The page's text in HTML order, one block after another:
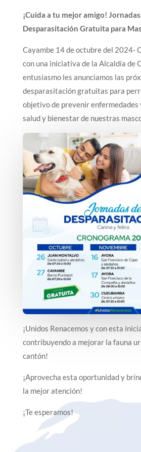
¡Cuida a tu mejor amigo!
Desparasitación Gratuita para
Cayambe 14 de octubre del 2024-
con una iniciativa de la Alcaldía de
entusiasmo les anunciamos las
desparasitación gratuitas para
objetivo de prevenir enfermedades
salud y bienestar de nuestras
¡Unidos Renacemos y con esta
contribuyendo a mejorar la fauna
cantón!
¡Aprovecha esta oportunidad y
la mejor atención!
¡Te esperamos!